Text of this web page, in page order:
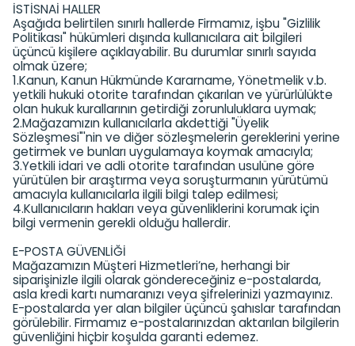
İSTİSNAİ HALLER
Aşağıda belirtilen sınırlı hallerde Firmamız, işbu "Gizlilik
Politikası" hükümleri dışında kullanıcılara ait bilgileri
üçüncü kişilere açıklayabilir. Bu durumlar sınırlı sayıda
olmak üzere;
1.Kanun, Kanun Hükmünde Kararname, Yönetmelik v.b.
yetkili hukuki otorite tarafından çıkarılan ve yürürlülükte
olan hukuk kurallarının getirdiği zorunluluklara uymak;
2.Mağazamızın kullanıcılarla akdettiği "Üyelik
Sözleşmesi"'nin ve diğer sözleşmelerin gereklerini yerine
getirmek ve bunları uygulamaya koymak amacıyla;
3.Yetkili idari ve adli otorite tarafından usulüne göre
yürütülen bir araştırma veya soruşturmanın yürütümü
amacıyla kullanıcılarla ilgili bilgi talep edilmesi;
4.Kullanıcıların hakları veya güvenliklerini korumak için
bilgi vermenin gerekli olduğu hallerdir.
E-POSTA GÜVENLİĞİ
Mağazamızın Müşteri Hizmetleri’ne, herhangi bir
siparişinizle ilgili olarak göndereceğiniz e-postalarda,
asla kredi kartı numaranızı veya şifrelerinizi yazmayınız.
E-postalarda yer alan bilgiler üçüncü şahıslar tarafından
görülebilir. Firmamız e-postalarınızdan aktarılan bilgilerin
güvenliğini hiçbir koşulda garanti edemez.